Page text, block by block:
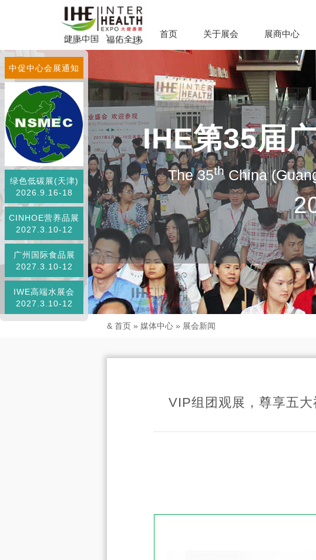
首页 关于展会 展商中心
IHE第35届
The 35thChina
中促中心会展通知
绿色低碳展(天津)
2026.9.16-18
CINHOE营养品展
2027.3.10-12
广州国际食品展
2027.3.10-12
IWE高端水展会
2027.3.10-12
& 首页 » 媒体中心 » 展会新闻
VIP组团观展，尊享五